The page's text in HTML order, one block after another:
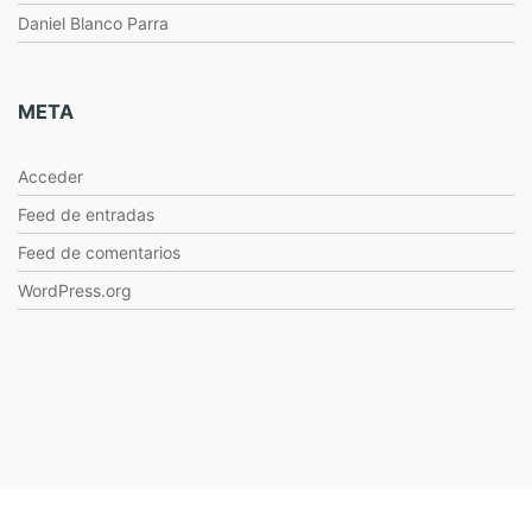
Daniel Blanco Parra
META
Acceder
Feed de entradas
Feed de comentarios
WordPress.org